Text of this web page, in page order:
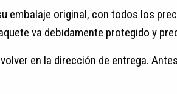
embalaje original, con todos los
va debidamente protegido y
en la dirección de entrega.